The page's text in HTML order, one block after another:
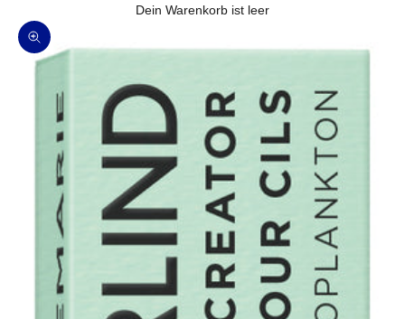
Dein Warenkorb ist leer
Bild vergrößern